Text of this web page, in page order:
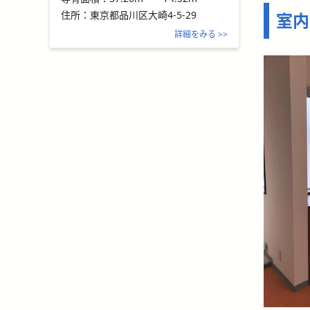
室
住所： 東京都品川区大崎4-5-29
詳細をみる >>